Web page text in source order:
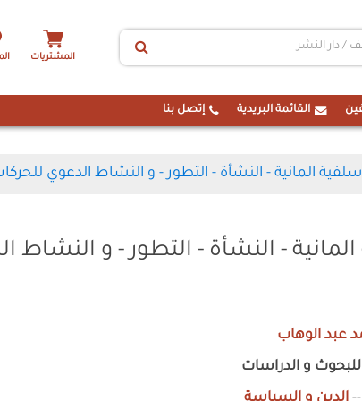
المشتريات
القائمة البريدية إتصل بنا
المانية - النشأة - التطور - و النشاط الدعوي
- النشأة - التطور - و النشاط
عبد الوهاب
للبحوث و الدراسات